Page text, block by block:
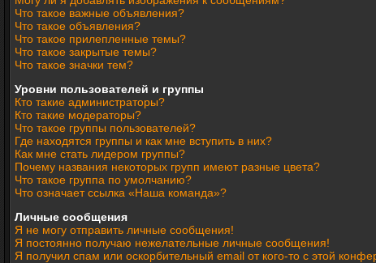
Что такое важные объявления?
Что такое объявления?
Что такое прилепленные темы?
Что такое закрытые темы?
Что такое значки тем?
Уровни пользователей и группы
Кто такие администраторы?
Кто такие модераторы?
Что такое группы пользователей?
Где находятся группы и как мне вступить в них?
Как мне стать лидером группы?
Почему названия некоторых групп имеют разные цвета?
Что такое группа по умолчанию?
Что означает ссылка «Наша команда»?
Личные сообщения
Я не могу отправить личные сообщения!
Я постоянно получаю нежелательные личные сообщения!
Я получил спам или оскорбительный email от кого-то с этой